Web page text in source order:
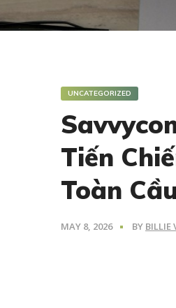
UNCATEGORIZED
Tiến
Toàn
MAY 8, 2026 BY BILLIE